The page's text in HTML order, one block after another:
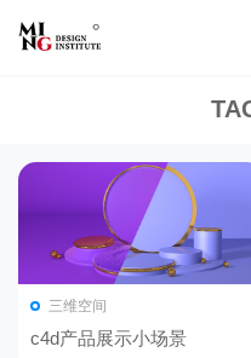
三维空间
c4d产品展示小场景